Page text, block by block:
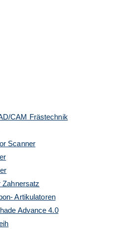
CAM Frästechnik
Scanner
Zahnersatz
Artikulatoren
Advance 4.0